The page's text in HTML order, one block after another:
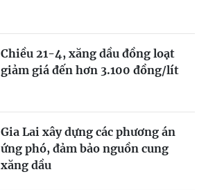
Chiều 21-4, xăng dầu đồng loạt
giảm giá đến hơn 3.100 đồng/lít
Gia Lai xây dựng các phương án
ứng phó, đảm bảo nguồn cung
xăng dầu